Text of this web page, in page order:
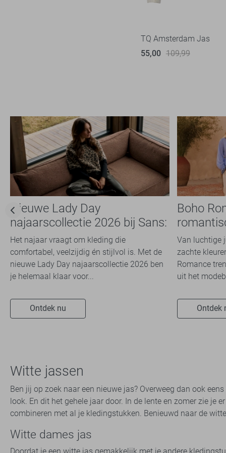
Ondergoed
Loungewear
Accessoires
Schoenen
Sportkleding
TQ Amsterdam Jas
55,00 109,99
Nieuwe Lady Day
najaarscollectie 2026 bij Sans:
stijl en comfort in
travelkwaliteit
Het najaar vraagt om kleding die
comfortabel, veelzijdig én stijlvol is. Met de
nieuwe Lady Day najaarscollectie 2026 ben
je helemaal klaar voor...
Ontdek nu
Boho
dit
Van luchtige
zachte
Romance
uit het
Ontdek
Witte jassen
Ben jij op zoek naar een nieuwe jas? Overweeg dan ook
look. En dit het gehele jaar door. In de lente en zomer zie je
combineren met al je kledingstukken. Benieuwd naar de
Witte dames jas